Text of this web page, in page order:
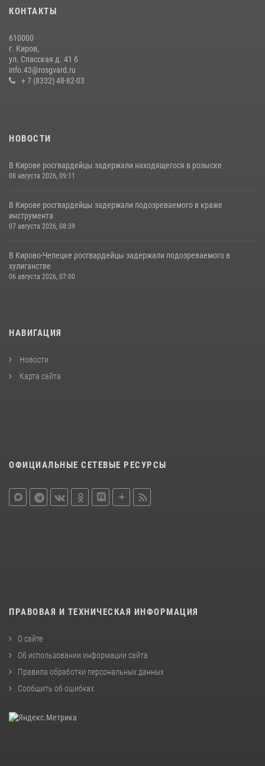
В Кирове и Кирово-Чепецке росгвардейцы задержали
подозреваемых в хулиганстве
19 июля 2026, 07:00
КОНТАКТЫ
610000
г. Киров,
ул. Спасская д. 41 б
info.43@rosgvard.ru
+ 7 (8332) 48-82-03
НОВОСТИ
В Кирове росгвардейцы задержали находящегося в розыске
08 августа 2026, 09:11
В Кирове росгвардейцы задержали подозреваемого в краже
инструмента
07 августа 2026, 08:39
В Кирово-Чепецке росгвардейцы задержали подозреваемого в
хулиганстве
06 августа 2026, 07:00
НАВИГАЦИЯ
Новости
Карта сайта
ОФИЦИАЛЬНЫЕ СЕТЕВЫЕ РЕСУРСЫ
ПРАВОВАЯ И ТЕХНИЧЕСКАЯ ИНФОРМАЦИЯ
О сайте
Об использовании информации сайта
Правила обработки персональных данных
Сообщить об ошибках